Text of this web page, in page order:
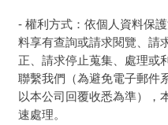
- 權利方式：依個人資料保
料享有查詢或請求閱覽、請
正、請求停止蒐集、處理或
聯繫我們（為避免電子郵件
以本公司回覆收悉為準），
速處理。